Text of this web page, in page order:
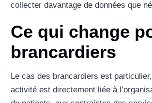
collecter davantage de données que
Ce qui change
brancardiers
Le cas des brancardiers est
activité est directement liée à